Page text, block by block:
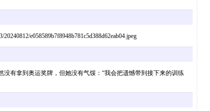
e058589b7f8948b781c5d388d62eab04.jpeg
有拿到奥运奖牌，但她没有气馁：“我会把遗憾带到接下来的训练